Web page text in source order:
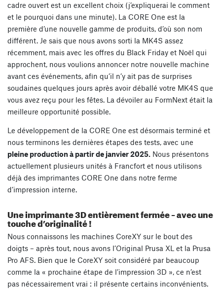
cadre ouvert est un excellent choix (j’expliquerai le comment
et le pourquoi dans une minute). La CORE One est la
première d’une nouvelle gamme de produits, d’où son nom
différent. Je sais que nous avons sorti la MK4S assez
récemment, mais avec les offres du Black Friday et Noël qui
approchent, nous voulions annoncer notre nouvelle machine
avant ces événements, afin qu’il n’y ait pas de surprises
soudaines quelques jours après avoir déballé votre MK4S que
vous avez reçu pour les fêtes. La dévoiler au FormNext était la
meilleure opportunité possible.
Le développement de la CORE One est désormais terminé et
nous terminons les dernières étapes des tests, avec une
pleine production à partir de janvier 2025. Nous présentons
actuellement plusieurs unités à Francfort et nous utilisons
déjà des imprimantes CORE One dans notre ferme
d’impression interne.
Une imprimante 3D entièrement fermée – avec une
touche d’originalité !
Nous connaissons les machines CoreXY sur le bout des
doigts – après tout, nous avons l’Original Prusa XL et la Prusa
Pro AFS. Bien que le CoreXY soit considéré par beaucoup
comme la « prochaine étape de l’impression 3D », ce n’est
pas nécessairement vrai : il présente certains inconvénients.